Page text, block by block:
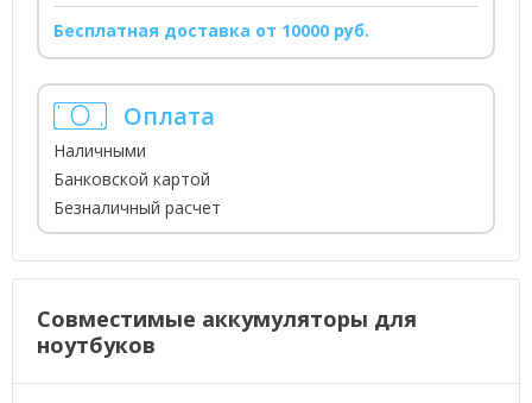
Бесплатная доставка от 10000 руб.
Оплата
Наличными
Банковской картой
Безналичный расчет
Совместимые аккумуляторы для
ноутбуков